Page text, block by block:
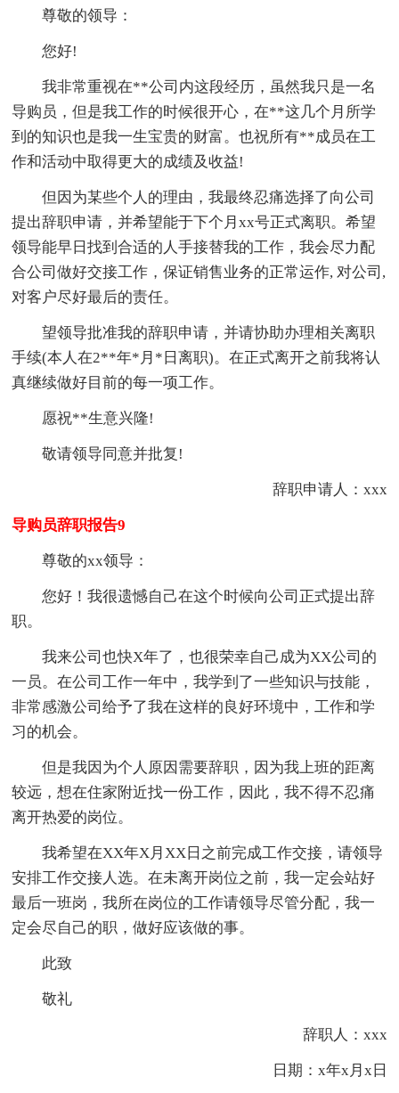
尊敬的领导：
您好!
我非常重视在**公司内这段经历，虽然我只是一名
导购员，但是我工作的时候很开心，在**这几个月所学
到的知识也是我一生宝贵的财富。也祝所有**成员在工
作和活动中取得更大的成绩及收益!
但因为某些个人的理由，我最终忍痛选择了向公司
提出辞职申请，并希望能于下个月xx号正式离职。希望
领导能早日找到合适的人手接替我的工作，我会尽力配
合公司做好交接工作，保证销售业务的正常运作, 对公司,
对客户尽好最后的责任。
望领导批准我的辞职申请，并请协助办理相关离职
手续(本人在2**年*月*日离职)。在正式离开之前我将认
真继续做好目前的每一项工作。
愿祝**生意兴隆!
敬请领导同意并批复!
辞职申请人：xxx
导购员辞职报告9
尊敬的xx领导：
您好！我很遗憾自己在这个时候向公司正式提出辞
职。
我来公司也快X年了，也很荣幸自己成为XX公司的
一员。在公司工作一年中，我学到了一些知识与技能，
非常感激公司给予了我在这样的良好环境中，工作和学
习的机会。
但是我因为个人原因需要辞职，因为我上班的距离
较远，想在住家附近找一份工作，因此，我不得不忍痛
离开热爱的岗位。
我希望在XX年X月XX日之前完成工作交接，请领导
安排工作交接人选。在未离开岗位之前，我一定会站好
最后一班岗，我所在岗位的工作请领导尽管分配，我一
定会尽自己的职，做好应该做的事。
此致
敬礼
辞职人：xxx
日期：x年x月x日